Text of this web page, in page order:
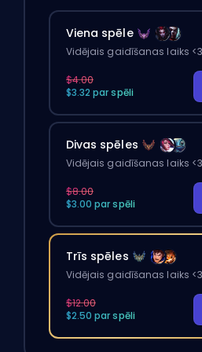
Viena spēle
Vidējais gaidīšanas laiks
$4.00
$3.32 par spēli
Divas spēles
Vidējais gaidīšanas laiks
$8.00
$3.00 par spēli
Trīs spēles
Vidējais gaidīšanas laiks
$12.00
$2.50 par spēli